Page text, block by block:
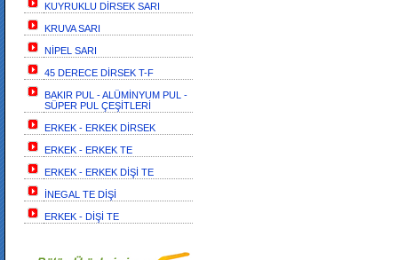
KUYRUKLU DİRSEK SARI
KRUVA SARI
NİPEL SARI
45 DERECE DİRSEK T-F
BAKIR PUL - ALÜMİNYUM PUL -
SÜPER PUL ÇEŞİTLERİ
ERKEK - ERKEK DİRSEK
ERKEK - ERKEK TE
ERKEK - ERKEK DİŞİ TE
İNEGAL TE DİŞİ
ERKEK - DİŞİ TE